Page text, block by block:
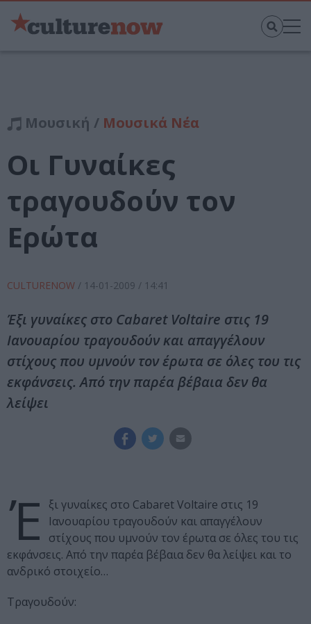
Μουσική / Μουσικά Νέα
Οι Γυναίκες
τραγουδούν τον
Ερώτα
CULTURENOW / 14-01-2009 / 14:41
Έξι γυναίκες στο Cabaret Voltaire στις 19
Ιανουαρίου τραγουδούν και απαγγέλουν
στίχους που υμνούν τον έρωτα σε όλες του τις
εκφάνσεις. Από την παρέα βέβαια δεν θα
λείψει
Έ
ξι γυναίκες στο Cabaret Voltaire στις 19
Ιανουαρίου τραγουδούν και απαγγέλουν
στίχους που υμνούν τον έρωτα σε όλες του τις
εκφάνσεις. Από την παρέα βέβαια δεν θα λείψει και το
ανδρικό στοιχείο…
Τραγουδούν: